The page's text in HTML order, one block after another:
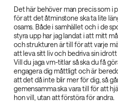
Det här behöver man precis som i
för att det åtminstone ska ta lite
osams. Både i samhället och i de
styra upp har jag landat i att mitt
och strukturen är till för att varje
att leva sitt liv och bedriva sin idrott
Vill du jaga vm-titlar så ska du få
engagera dig måttligt och är
att det då inte blir mer för dig, så
gemensamma ska vara till för att
hon vill, utan att förstöra för andra.